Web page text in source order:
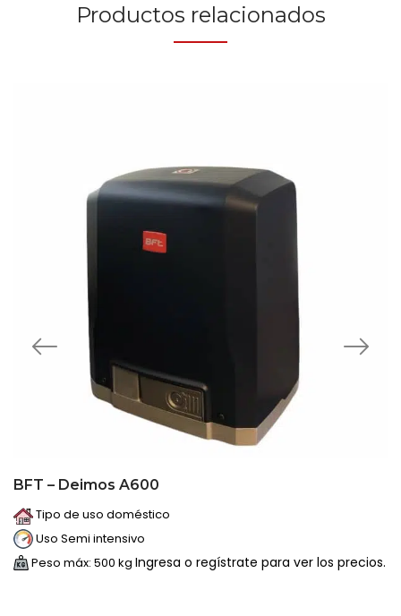
Productos relacionados
BFT – Deimos A600
Tipo de uso doméstico
Uso Semi intensivo
Peso máx: 500 kg Ingresa o regístrate para ver los precios.